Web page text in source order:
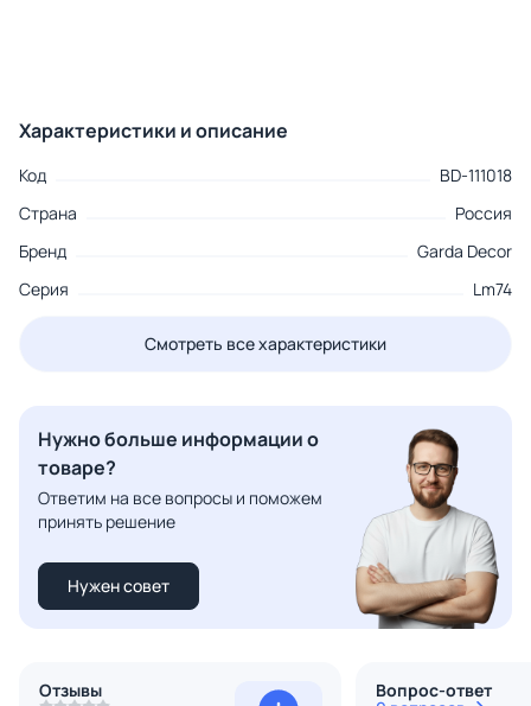
Характеристики и описание
Код
BD-111018
Страна
Россия
Бренд
Garda Decor
Серия
Lm74
Смотреть все характеристики
Нужно больше информации о
товаре?
Ответим на все вопросы и поможем
принять решение
Нужен совет
Отзывы
Вопрос-ответ